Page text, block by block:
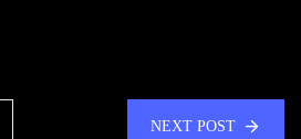
NEXT POST